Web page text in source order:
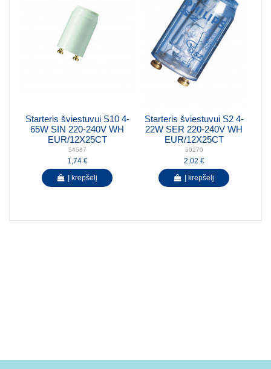
Starteris šviestuvui S10 4-
65W SIN 220-240V WH
EUR/12X25CT
54587
1,74 €
Į krepšelį
Starteris šviestuvui S2 4-
22W SER 220-240V WH
EUR/12X25CT
50270
2,02 €
Į krepšelį